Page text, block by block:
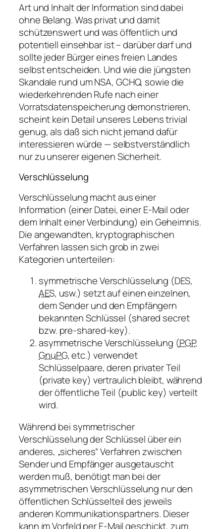
Art und Inhalt der Information sind dabei
ohne Belang. Was privat und damit
schützenswert und was öffentlich und
potentiell einsehbar ist – darüber darf und
sollte jeder Bürger eines freien Landes
selbst entscheiden. Und wie die jüngsten
Skandale rund umNSA, GCHQ, sowie die
wiederkehrenden Rufe nach einer
Vorratsdatenspeicherung demonstrieren,
scheint kein Detail unseres Lebens trivial
genug, als daß sich nicht jemand dafür
interessieren würde — selbstverständlich
nur zu unserer eigenen Sicherheit.
Verschlüsselung
Verschlüsselung macht aus einer
Information (einer Datei, einer E-Mail oder
dem Inhalt einer Verbindung) ein Geheimnis.
Die angewandten, kryptographischen
Verfahren lassen sich grob in zwei
Kategorien unterteilen:
symmetrischeVerschlüsselung (DES,
AES, usw.) setzt auf einen einzelnen,
dem Sender und den Empfängern
bekannten Schlüssel (shared secret
bzw. pre-shared-key).
asymmetrischeVerschlüsselung (PGP,
GnuPG, etc.) verwendet
Schlüsselpaare, deren privater Teil
(private key) vertraulich bleibt, während
der öffentliche Teil (public key) verteilt
wird.
Während bei symmetrischer
Verschlüsselung der Schlüssel über ein
anderes, sicheres Verfahren zwischen
Sender und Empfänger ausgetauscht
werden muß, benötigt man bei der
asymmetrischenVerschlüsselung nur den
öffentlichen Schlüsselteil des jeweils
anderen Kommunikationspartners. Dieser
kann im Vorfeld per E-Mail geschickt, zum